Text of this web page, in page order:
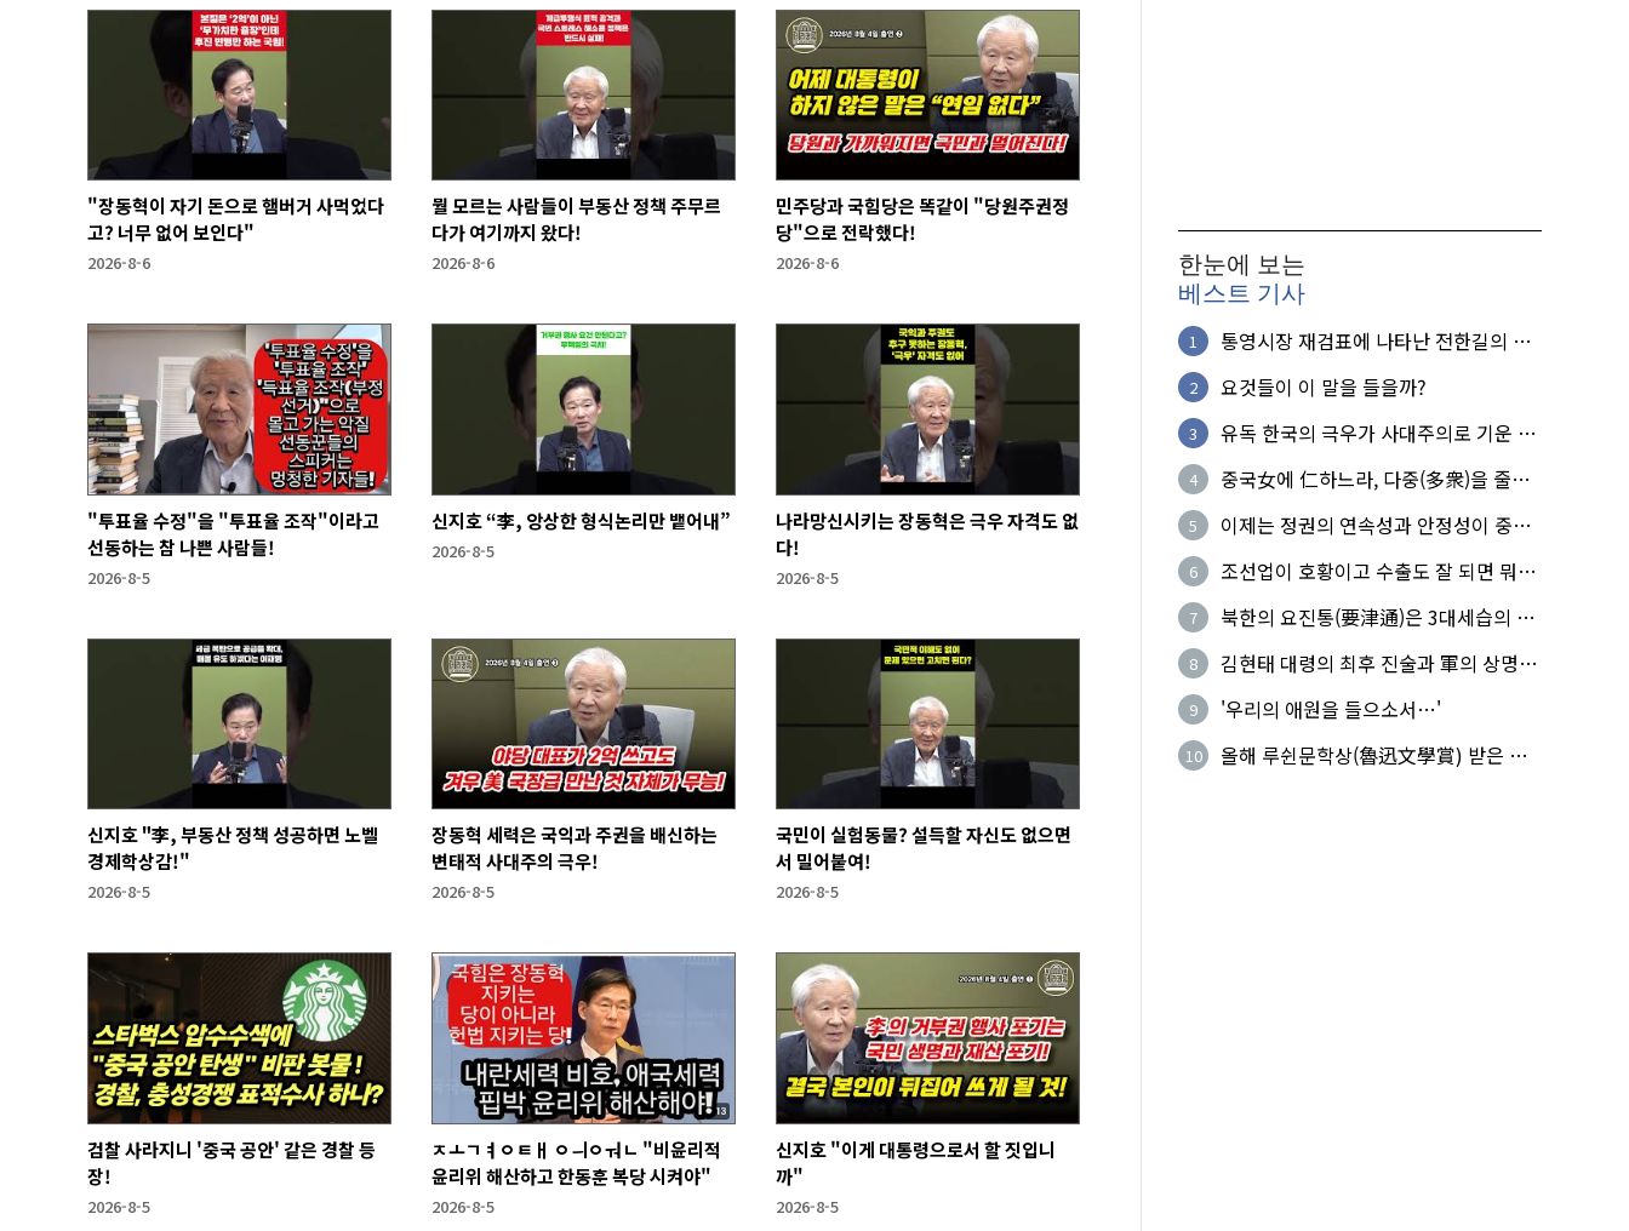
"장동혁이 자기 돈으로 햄버거 사먹었다
고? 너무 없어 보인다"
2026-8-6
뭘 모르는 사람들이 부동산 정책 주무르
다가 여기까지 왔다!
2026-8-6
민주당과 국힘당은 똑같이 "당원주권정
당"으로 전락했다!
2026-8-6
"투표율 수정"을 "투표율 조작"이라고
선동하는 참 나쁜 사람들!
2026-8-5
신지호 “李, 앙상한 형식논리만 뱉어내”
2026-8-5
나라망신시키는 장동혁은 극우 자격도 없
다!
2026-8-5
신지호 "李, 부동산 정책 성공하면 노벨
경제학상감!"
2026-8-5
장동혁 세력은 국익과 주권을 배신하는
변태적 사대주의 극우!
2026-8-5
국민이 실험동물? 설득할 자신도 없으면
서 밀어붙여!
2026-8-5
검찰 사라지니 '중국 공안' 같은 경찰 등
장!
2026-8-5
ㅈㅗㄱㅕㅇㅌㅐ ㅇㅢㅇㅝㄴ "비윤리적
윤리위 해산하고 한동훈 복당 시켜야"
2026-8-5
신지호 "이게 대통령으로서 할 짓입니
까"
2026-8-5
한눈에 보는
베스트 기사
1
통영시장 재검표에 나타난 전한길의 무
2 요것들이 이 말을 들을까?
3
유독 한국의 극우가 사대주의로 기운 이
4
중국女에 仁하느라, 다중(多衆)을 줄세
5
이제는 정권의 연속성과 안정성이 중요
6
조선업이 호황이고 수출도 잘 되면 뭐하
7
북한의 요진통(要津通)은 3대세습의 사
8
김현태 대령의 최후 진술과 軍의 상명하
9 '우리의 애원을 들으소서…'
10
올해 루쉰문학상(魯迅文學賞) 받은 왕